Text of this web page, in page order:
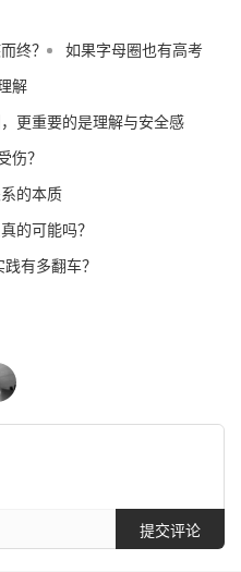
终？
如果字母圈也有高考
解
更重要的是理解与安全感
伤？
的本质
的可能吗？
有多翻车？
提交评论